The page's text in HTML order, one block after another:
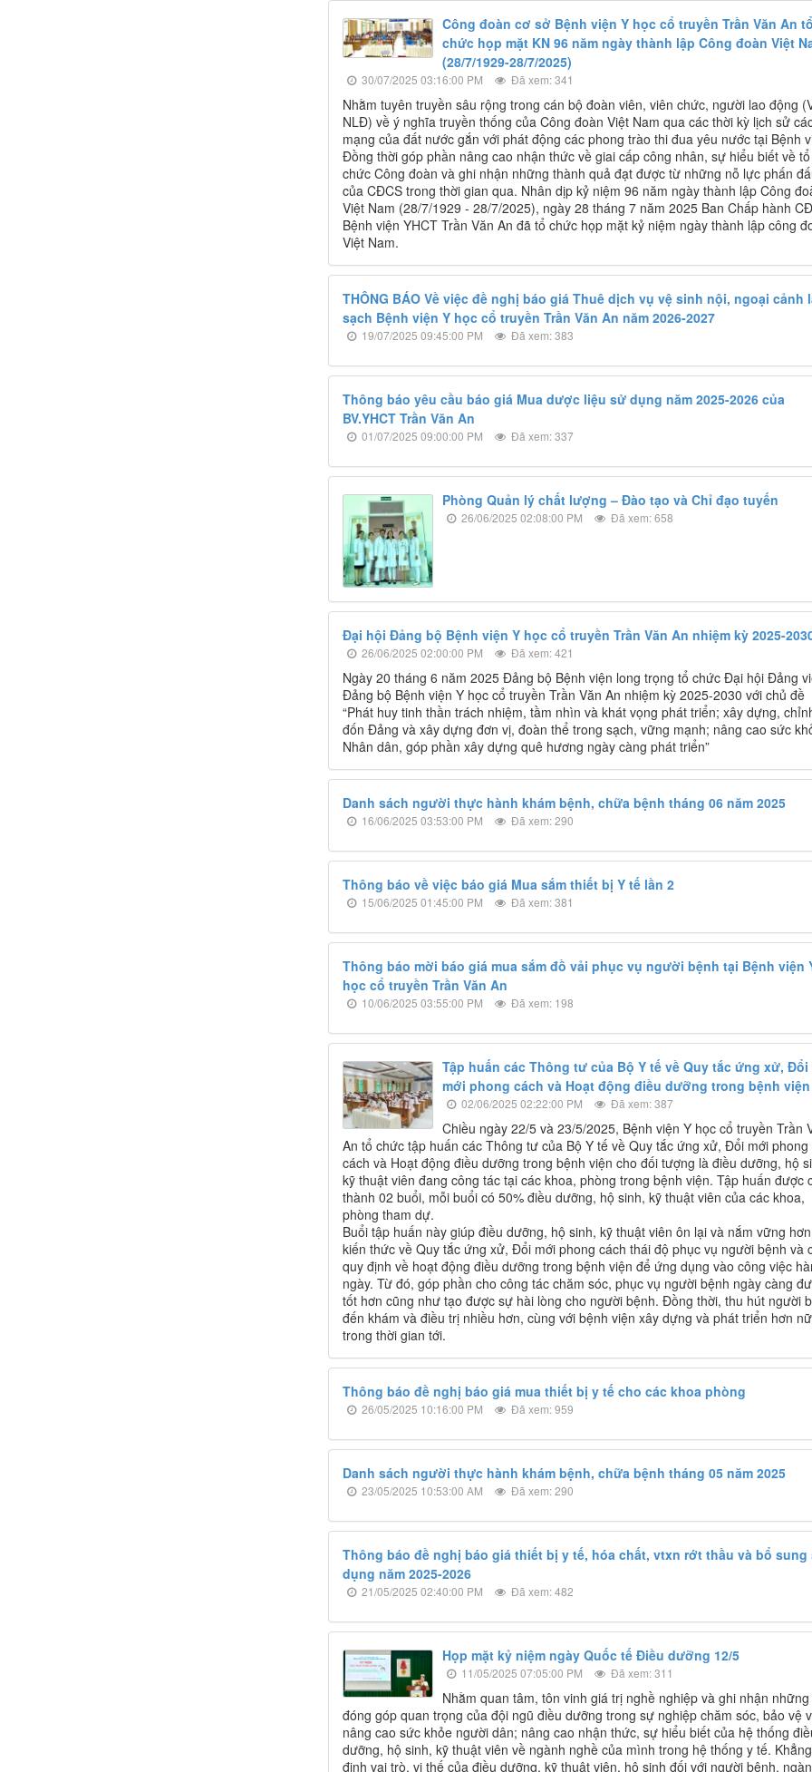
Công đoàn cơ sở Bệnh viện Y học cổ truyền Trần Văn An tổ
chức họp mặt KN 96 năm ngày thành lập Công đoàn Việt
(28/7/1929-28/7/2025)
30/07/2025 03:16:00 PM Đã xem: 341
Nhằm tuyên truyền sâu rộng trong cán bộ đoàn viên, viên chức, người lao động
NLĐ) về ý nghĩa truyền thống của Công đoàn Việt Nam qua các thời kỳ lịch sử
mạng của đất nước gắn với phát động các phong trào thi đua yêu nước tại Bệnh
Đồng thời góp phần nâng cao nhận thức về giai cấp công nhân, sự hiểu biết về tổ
chức Công đoàn và ghi nhận những thành quả đạt được từ những nỗ lực phấn
của CĐCS trong thời gian qua. Nhân dịp kỷ niệm 96 năm ngày thành lập Công
Việt Nam (28/7/1929 - 28/7/2025), ngày 28 tháng 7 năm 2025 Ban Chấp hành
Bệnh viện YHCT Trần Văn An đã tổ chức họp mặt kỷ niệm ngày thành lập công
Việt Nam.
THÔNG BÁO Về việc đề nghị báo giá Thuê dịch vụ vệ sinh nội, ngoại cảnh
sạch Bệnh viện Y học cổ truyền Trần Văn An năm 2026-2027
19/07/2025 09:45:00 PM Đã xem: 383
Thông báo yêu cầu báo giá Mua dược liệu sử dụng năm 2025-2026 của
BV.YHCT Trần Văn An
01/07/2025 09:00:00 PM Đã xem: 337
Phòng Quản lý chất lượng – Đào tạo và Chỉ đạo tuyến
26/06/2025 02:08:00 PM Đã xem: 658
Đại hội Đảng bộ Bệnh viện Y học cổ truyền Trần Văn An nhiệm kỳ 2025-
26/06/2025 02:00:00 PM Đã xem: 421
Ngày 20 tháng 6 năm 2025 Đảng bộ Bệnh viện long trọng tổ chức Đại hội Đảng
Đảng bộ Bệnh viện Y học cổ truyền Trần Văn An nhiệm kỳ 2025-2030 với chủ đề
“Phát huy tinh thần trách nhiệm, tầm nhìn và khát vọng phát triển; xây dựng,
đốn Đảng và xây dựng đơn vị, đoàn thể trong sạch, vững mạnh; nâng cao sức
Nhân dân, góp phần xây dựng quê hương ngày càng phát triển”
Danh sách người thực hành khám bệnh, chữa bệnh tháng 06 năm 2025
16/06/2025 03:53:00 PM Đã xem: 290
Thông báo về việc báo giá Mua sắm thiết bị Y tế lần 2
15/06/2025 01:45:00 PM Đã xem: 381
Thông báo mời báo giá mua sắm đồ vải phục vụ người bệnh tại Bệnh viện
học cổ truyền Trần Văn An
10/06/2025 03:55:00 PM Đã xem: 198
Tập huấn các Thông tư của Bộ Y tế về Quy tắc ứng xử, Đổi
mới phong cách và Hoạt động điều dưỡng trong bệnh viện
02/06/2025 02:22:00 PM Đã xem: 387
Chiều ngày 22/5 và 23/5/2025, Bệnh viện Y học cổ truyền Trần
An tổ chức tập huấn các Thông tư của Bộ Y tế về Quy tắc ứng xử, Đổi mới phong
cách và Hoạt động điều dưỡng trong bệnh viện cho đối tượng là điều dưỡng, hộ
kỹ thuật viên đang công tác tại các khoa, phòng trong bệnh viện. Tập huấn được
thành 02 buổi, mỗi buổi có 50% điều dưỡng, hộ sinh, kỹ thuật viên của các khoa,
phòng tham dự.
Buổi tập huấn này giúp điều dưỡng, hộ sinh, kỹ thuật viên ôn lại và nắm vững hơn
kiến thức về Quy tắc ứng xử, Đổi mới phong cách thái độ phục vụ người bệnh và
quy định về hoạt động điều dưỡng trong bệnh viện để ứng dụng vào công việc
ngày. Từ đó, góp phần cho công tác chăm sóc, phục vụ người bệnh ngày càng
tốt hơn cũng như tạo được sự hài lòng cho người bệnh. Đồng thời, thu hút người
đến khám và điều trị nhiều hơn, cùng với bệnh viện xây dựng và phát triển hơn
trong thời gian tới.
Thông báo đề nghị báo giá mua thiết bị y tế cho các khoa phòng
26/05/2025 10:16:00 PM Đã xem: 959
Danh sách người thực hành khám bệnh, chữa bệnh tháng 05 năm 2025
23/05/2025 10:53:00 AM Đã xem: 290
Thông báo đề nghị báo giá thiết bị y tế, hóa chất, vtxn rớt thầu và bổ sung
dụng năm 2025-2026
21/05/2025 02:40:00 PM Đã xem: 482
Họp mặt kỷ niệm ngày Quốc tế Điều dưỡng 12/5
11/05/2025 07:05:00 PM Đã xem: 311
Nhằm quan tâm, tôn vinh giá trị nghề nghiệp và ghi nhận những
đóng góp quan trọng của đội ngũ điều dưỡng trong sự nghiệp chăm sóc, bảo vệ
nâng cao sức khỏe người dân; nâng cao nhận thức, sự hiểu biết của hệ thống
dưỡng, hộ sinh, kỹ thuật viên về ngành nghề của mình trong hệ thống y tế. Khẳng
định vai trò, vị thế của điều dưỡng, kỹ thuật viên, hộ sinh đối với người bệnh,